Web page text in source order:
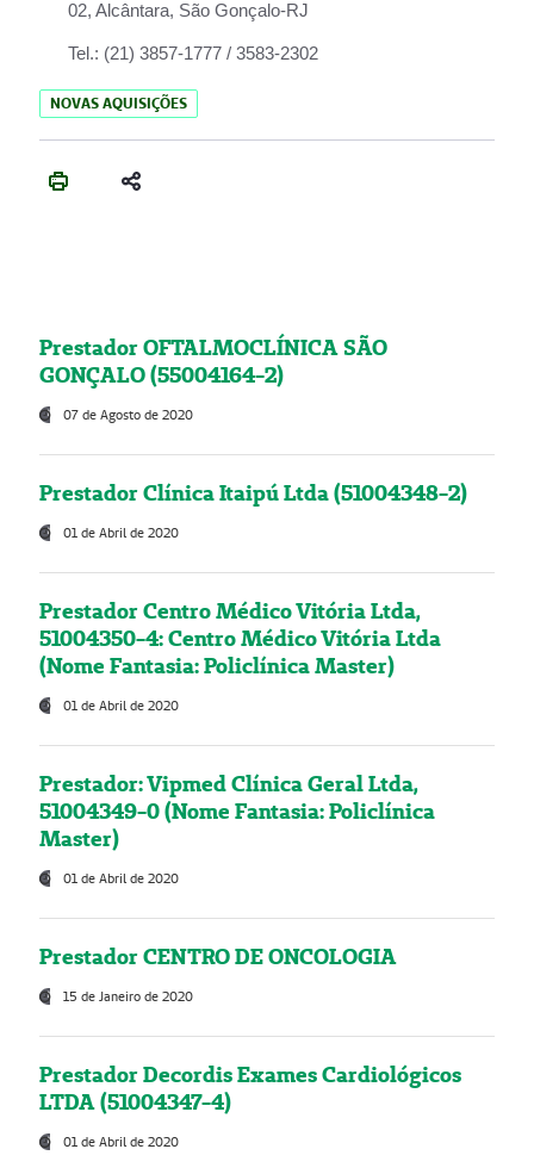
02, Alcântara, São Gonçalo-RJ
Tel.: (21) 3857-1777 / 3583-2302
NOVAS AQUISIÇÕES
Prestador OFTALMOCLÍNICA SÃO
GONÇALO (55004164-2)
07 de Agosto de 2020
Prestador Clínica Itaipú Ltda (51004348-2)
01 de Abril de 2020
Prestador Centro Médico Vitória Ltda,
51004350-4: Centro Médico Vitória Ltda
(Nome Fantasia: Policlínica Master)
01 de Abril de 2020
Prestador: Vipmed Clínica Geral Ltda,
51004349-0 (Nome Fantasia: Policlínica
Master)
01 de Abril de 2020
Prestador CENTRO DE ONCOLOGIA
15 de Janeiro de 2020
Prestador Decordis Exames Cardiológicos
LTDA (51004347-4)
01 de Abril de 2020